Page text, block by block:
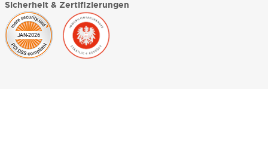
Sicherheit & Zertifizierungen